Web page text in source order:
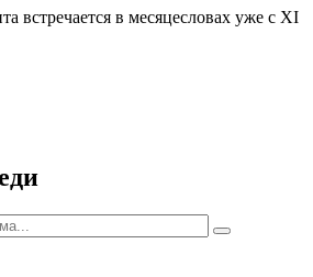
встречается в месяцесловах уже с XI